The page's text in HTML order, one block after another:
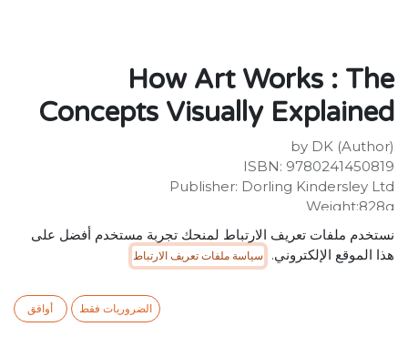
How Art Works : The
Concepts Visually Explained
by DK (Author)
ISBN: 9780241450819
Publisher: Dorling Kindersley Ltd
Weight:828g
Dimensions:201 x 241 x 24 (mm)
Description:
What goes into creating art? How can we learn to
composition?If you've ever found yourself seeking the
answers to the above questions and more, then this
نستخدم ملفات تعريف الارتباط لمنحك تجربة مستخدم أفضل على
هذا الموقع الإلكتروني.
سياسة ملفات تعريف الارتباط
الضروريات فقط أوافق